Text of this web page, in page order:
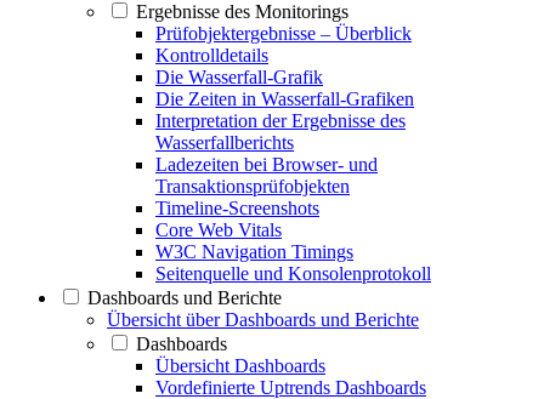
Ergebnisse des Monitorings
Prüfobjektergebnisse – Überblick
Kontrolldetails
Die Wasserfall-Grafik
Die Zeiten in Wasserfall-Grafiken
Interpretation der Ergebnisse des
Wasserfallberichts
Ladezeiten bei Browser- und
Transaktionsprüfobjekten
Timeline-Screenshots
Core Web Vitals
W3C Navigation Timings
Seitenquelle und Konsolenprotokoll
Dashboards und Berichte
Übersicht über Dashboards und Berichte
Dashboards
Übersicht Dashboards
Vordefinierte Uptrends Dashboards